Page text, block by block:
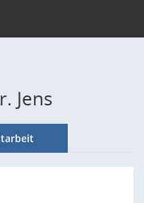
Jens